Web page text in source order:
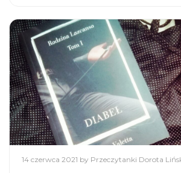
14 czerwca 2021 by Przeczytanki Dorota